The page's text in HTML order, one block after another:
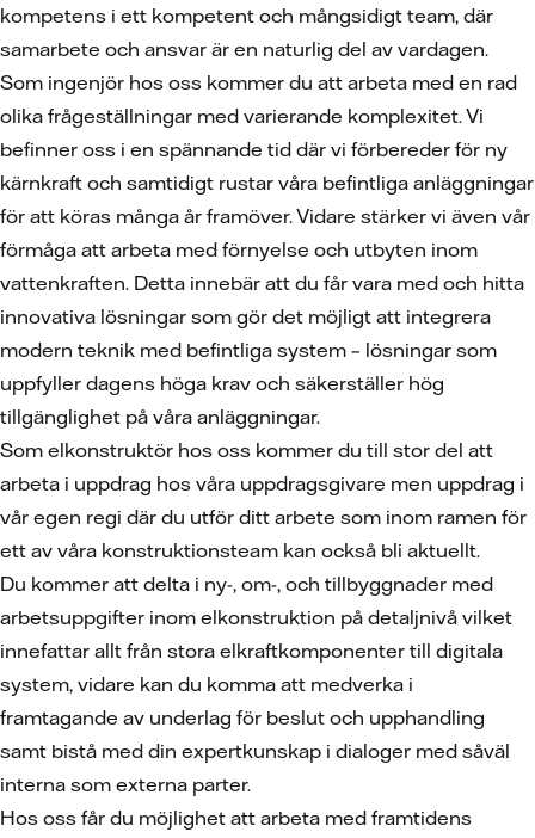
kompetens i ett kompetent och mångsidigt team, där
samarbete och ansvar är en naturlig del av vardagen.
Som ingenjör hos oss kommer du att arbeta med en rad
olika frågeställningar med varierande komplexitet. Vi
befinner oss i en spännande tid där vi förbereder för ny
kärnkraft och samtidigt rustar våra befintliga anläggningar
för att köras många år framöver. Vidare stärker vi även vår
förmåga att arbeta med förnyelse och utbyten inom
vattenkraften. Detta innebär att du får vara med och hitta
innovativa lösningar som gör det möjligt att integrera
modern teknik med befintliga system – lösningar som
uppfyller dagens höga krav och säkerställer hög
tillgänglighet på våra anläggningar.
Som elkonstruktör hos oss kommer du till stor del att
arbeta i uppdrag hos våra uppdragsgivare men uppdrag i
vår egen regi där du utför ditt arbete som inom ramen för
ett av våra konstruktionsteam kan också bli aktuellt.
Du kommer att delta i ny-, om-, och tillbyggnader med
arbetsuppgifter inom elkonstruktion på detaljnivå vilket
innefattar allt från stora elkraftkomponenter till digitala
system, vidare kan du komma att medverka i
framtagande av underlag för beslut och upphandling
samt bistå med din expertkunskap i dialoger med såväl
interna som externa parter.
Hos oss får du möjlighet att arbeta med framtidens